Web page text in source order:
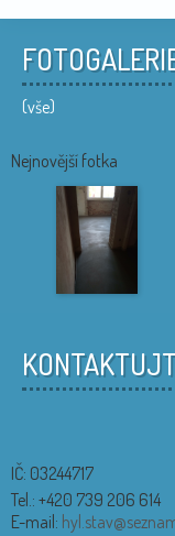
(vše)
Nejnovější fotka
IČ: 03244717
Tel.: +420 739 206 614
E-mail: